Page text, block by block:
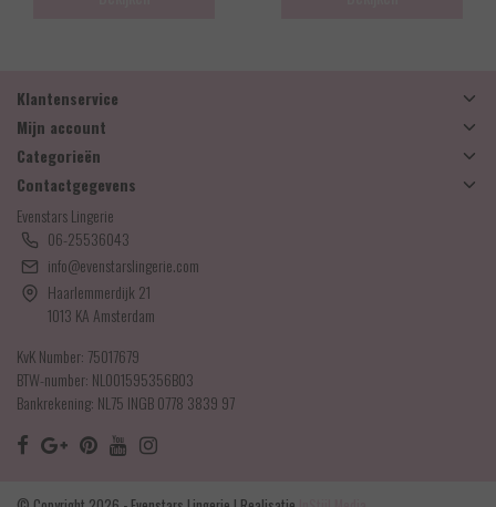
Klantenservice
Mijn account
Categorieën
Contactgegevens
Evenstars Lingerie
06-25536043
info@evenstarslingerie.com
Haarlemmerdijk 21
1013 KA Amsterdam
KvK Number: 75017679
BTW-number: NL001595356B03
Bankrekening: NL75 INGB 0778 3839 97